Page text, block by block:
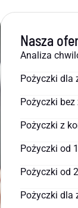
Nasza
Analiza
Pożyczki dla
Pożyczki
Pożyczki z
Pożyczki od
Pożyczki od
Pożyczki dla